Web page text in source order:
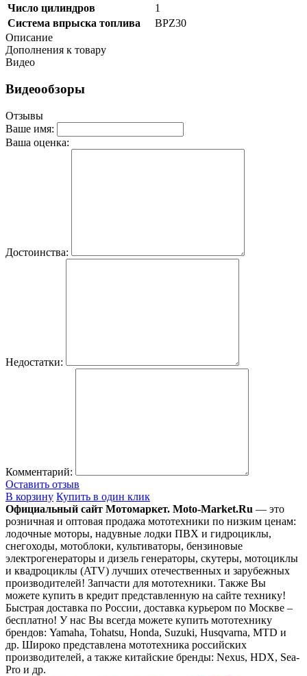
Число цилиндров
1
Система впрыска топлива
BPZ30
Описание
Дополнения к товару
Видео
Видеообзоры
Отзывы
Ваше имя:
Ваша оценка:
Достоинства:
Недостатки:
Комментарий:
Оставить отзыв
В корзину Купить в один клик
Официальный сайт Мотомаркет. Moto-Market.Ru — это
розничная и оптовая продажа мототехники по низким ценам:
лодочные моторы, надувные лодки ПВХ и гидроциклы,
снегоходы, мотоблоки, культиваторы, бензиновые
электрогенераторы и дизель генераторы, скутеры, мотоциклы
и квадроциклы (ATV) лучших отечественных и зарубежных
производителей! Запчасти для мототехники. Также Вы
можете купить в кредит представленную на сайте технику!
Быстрая доставка по России, доставка курьером по Москве –
бесплатно! У нас Вы всегда можете купить мототехнику
брендов: Yamaha, Tohatsu, Honda, Suzuki, Husqvarna, MTD и
др. Широко представлена мототехника российских
производителей, а также китайские бренды: Nexus, HDX, Sea-
Pro и др.